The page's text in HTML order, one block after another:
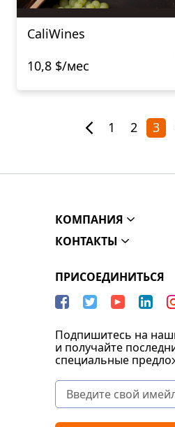
CaliWines
10,8 $/мес
1 2 3
КОМПАНИЯ
КОНТАКТЫ
ПРИСОЕДИНИТЬСЯ
Подпишитесь на
и получайте
специальные